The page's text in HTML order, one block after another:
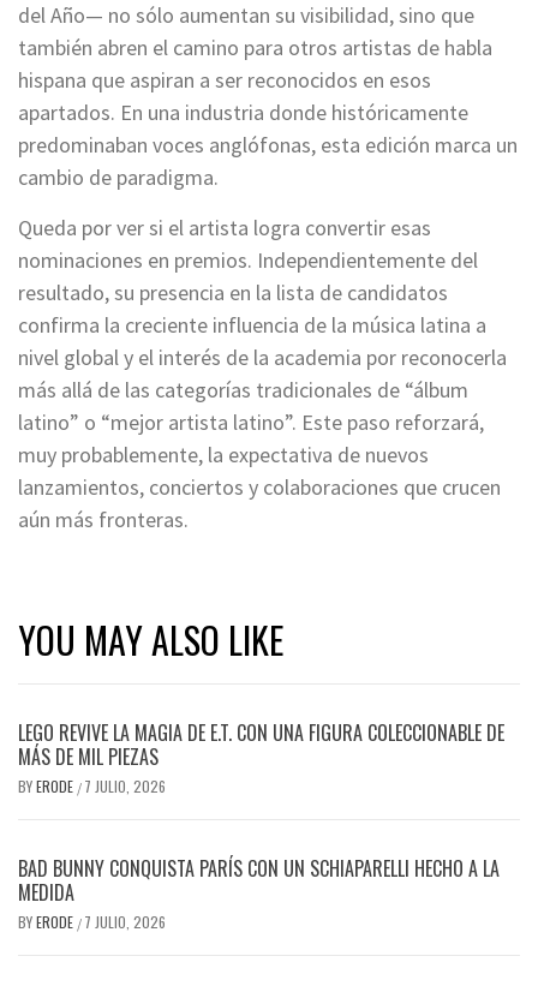
del Año— no sólo aumentan su visibilidad, sino que
también abren el camino para otros artistas de habla
hispana que aspiran a ser reconocidos en esos
apartados. En una industria donde históricamente
predominaban voces anglófonas, esta edición marca un
cambio de paradigma.
Queda por ver si el artista logra convertir esas
nominaciones en premios. Independientemente del
resultado, su presencia en la lista de candidatos
confirma la creciente influencia de la música latina a
nivel global y el interés de la academia por reconocerla
más allá de las categorías tradicionales de “álbum
latino” o “mejor artista latino”. Este paso reforzará,
muy probablemente, la expectativa de nuevos
lanzamientos, conciertos y colaboraciones que crucen
aún más fronteras.
YOU MAY ALSO LIKE
LEGO REVIVE LA MAGIA DE E.T. CON UNA FIGURA COLECCIONABLE DE
MÁS DE MIL PIEZAS
BYERODE / 7 JULIO, 2026
BAD BUNNY CONQUISTA PARÍS CON UN SCHIAPARELLI HECHO A LA
MEDIDA
BYERODE / 7 JULIO, 2026